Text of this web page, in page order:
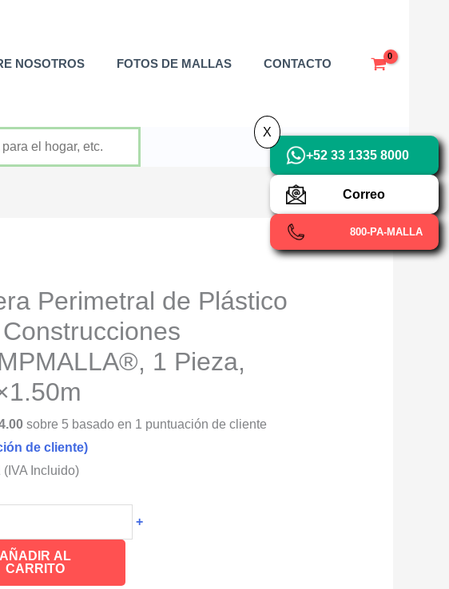
NOSOTROS FOTOS DE MALLAS CONTACTO
Perimetral de Plástico
1 Pieza,
sobre 5 basado en 1 puntuación de cliente
de cliente)
(IVA Incluido)
+
AÑADIR AL
CARRITO
+52 33 1335 8000
Correo
800-PA-MALLA
X